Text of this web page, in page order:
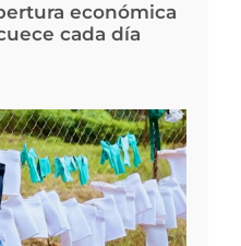
económica
cada día